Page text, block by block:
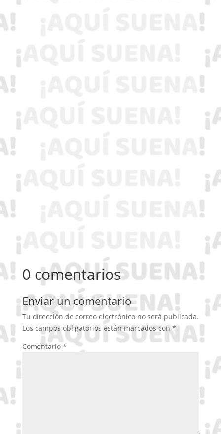
0 comentarios
Enviar un comentario
Tu dirección de correo electrónico no será publicada.
Los campos obligatorios están marcados con*
Comentario *